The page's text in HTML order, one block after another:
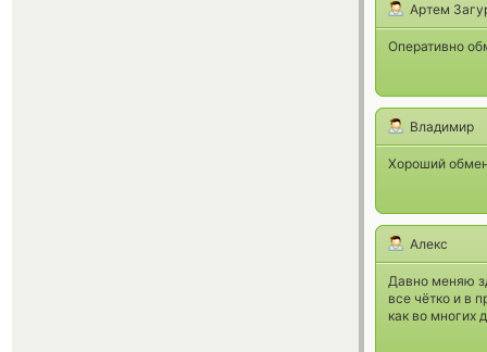
Артем
Оперативно
Владимир
Хороший
Алекс
Давно меняю
все чётко и в
как во многих